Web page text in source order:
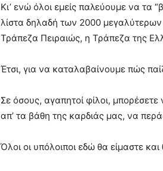
Κι’ ενώ όλοι εμείς παλεύουμε να τα
λίστα δηλαδή των 2000 μεγαλύτερων
Τράπεζα Πειραιώς, η Τράπεζα της
Έτσι, για να καταλαβαίνουμε πώς
Σε όσους, αγαπητοί φίλοι,
απ’ τα βάθη της καρδιάς μας, να
Όλοι οι υπόλοιποι εδώ θα είμαστε